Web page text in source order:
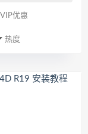
优惠
热度